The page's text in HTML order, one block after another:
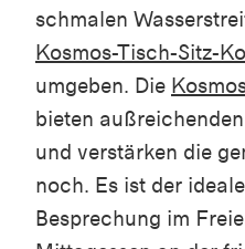
schmalen
Kosmos-Tisch-Sitz-
umgeben. Die
bieten
und verstärken die
noch. Es ist der
Besprechung im